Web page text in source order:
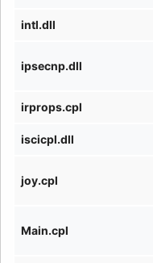
intl.dll
ipsecnp.dll
irprops.cpl
iscicpl.dll
joy.cpl
Main.cpl